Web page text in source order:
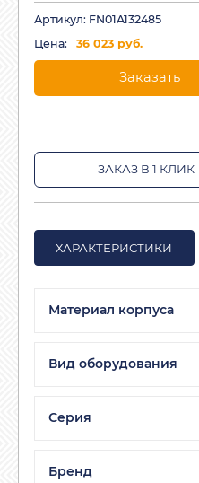
Артикул: FN01A132485
Цена:
36 023 руб.
Заказать
ЗАКАЗ В 1 КЛИК
ХАРАКТЕРИСТИКИ
Материал корпуса
Вид оборудования
Серия
Бренд